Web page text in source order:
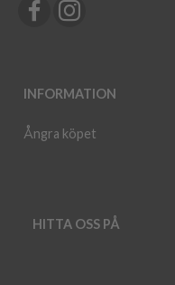
INFORMATION
Ångra köpet
HITTA OSS PÅ